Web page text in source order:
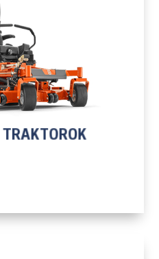
TRAKTOROK